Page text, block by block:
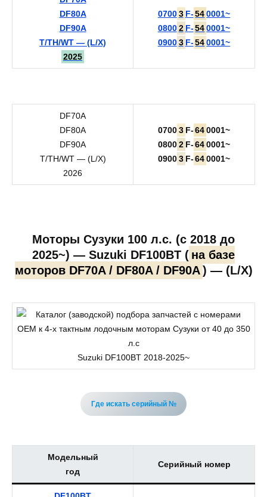
DF80A
DF90A
T/TH/WT — (L/X)
2025
0700 3 F-54 0001~
0800 2 F-54 0001~
0900 3 F-54 0001~
DF70A
DF80A
DF90A
T/TH/WT — (L/X)
2026
0700 3 F-64 0001~
0800 2 F-64 0001~
0900 3 F-64 0001~
Моторы Сузуки 100 л.с. (c 2018 до
2025~) — Suzuki DF100BT ( на базе
моторов DF70A / DF80A / DF90A ) — (L/X)
Suzuki DF100BT 2018-2025~
Где искать серийный №
Модельный
год
Серийный номер